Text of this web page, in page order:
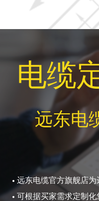
电缆
远东电
远东电缆官方旗舰店为
可根据买家需求定制化